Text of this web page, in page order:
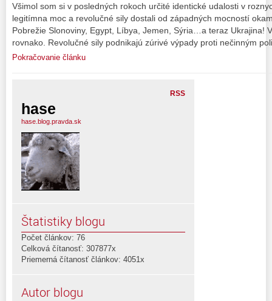
Všimol som si v posledných rokoch určité identické udalosti v
legitímna moc a revolučné sily dostali od západných mocností
Pobrežie Slonoviny, Egypt, Líbya, Jemen, Sýria…a teraz Ukrajina!
rovnako. Revolučné sily podnikajú zúrivé výpady proti nečinným
Pokračovanie článku
RSS
hase
hase.blog.pravda.sk
Štatistiky blogu
Počet článkov: 76
Celková čítanosť: 307877x
Priemerná čítanosť článkov: 4051x
Autor blogu